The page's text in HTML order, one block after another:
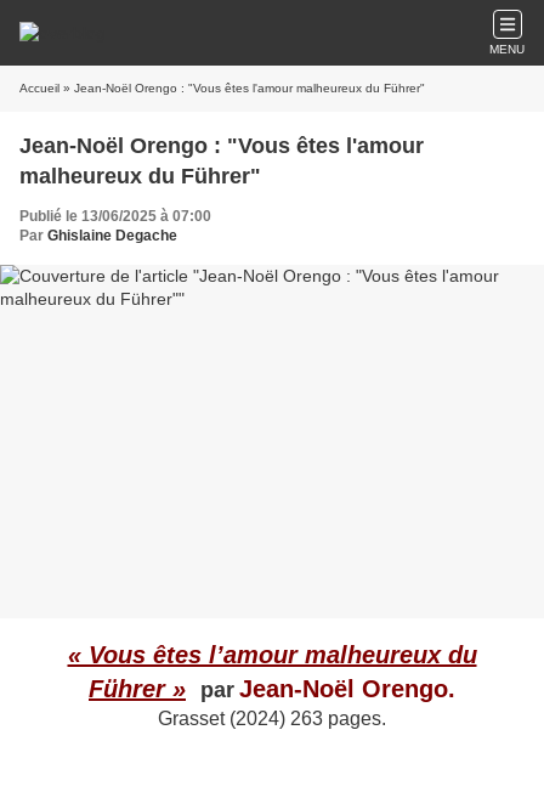
MENU
Accueil » Jean-Noël Orengo : "Vous êtes l'amour malheureux du Führer"
Jean-Noël Orengo : "Vous êtes l'amour
malheureux du Führer"
Publié le 13/06/2025 à 07:00
Par Ghislaine Degache
« Vous êtes l’amour malheureux du
Führer »
par Jean-Noël Orengo.
Grasset (2024) 263 pages.